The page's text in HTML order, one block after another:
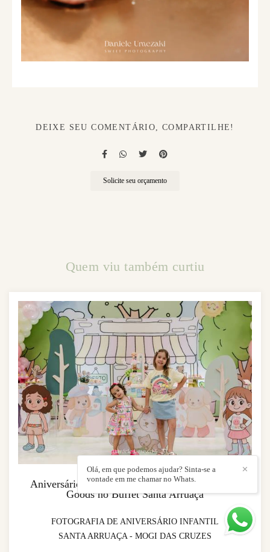
DEIXE SEU COMENTÁRIO, COMPARTILHE!
Solicite seu orçamento
Quem viu também curtiu
Aniversário da Laura e da Alice – Tema Bobbie
Goods no Buffet Santa Arruaça
FOTOGRAFIA DE ANIVERSÁRIO INFANTIL
SANTA ARRUAÇA - MOGI DAS CRUZES
✕
Olá, em que podemos ajudar? Sinta-se a
vontade em me chamar no Whats.